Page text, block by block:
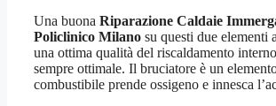
Una buona Riparazione Caldaie
Policlinico Milano su questi due elementi
una ottima qualità del riscaldamento
sempre ottimale. Il bruciatore è un
combustibile prende ossigeno e innesca